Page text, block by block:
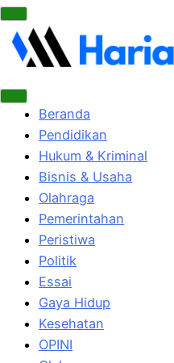
Beranda
Pendidikan
Hukum & Kriminal
Bisnis & Usaha
Olahraga
Pemerintahan
Peristiwa
Politik
Essai
Gaya Hidup
Kesehatan
OPINI